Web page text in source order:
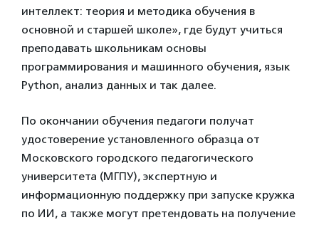
интеллект: теория и методика обучения в
основной и старшей школе», где будут учиться
преподавать школьникам основы
программирования и машинного обучения, язык
Python, анализ данных и так далее.
По окончании обучения педагоги получат
удостоверение установленного образца от
Московского городского педагогического
университета (МГПУ), экспертную и
информационную поддержку при запуске кружка
по ИИ, а также могут претендовать на получение